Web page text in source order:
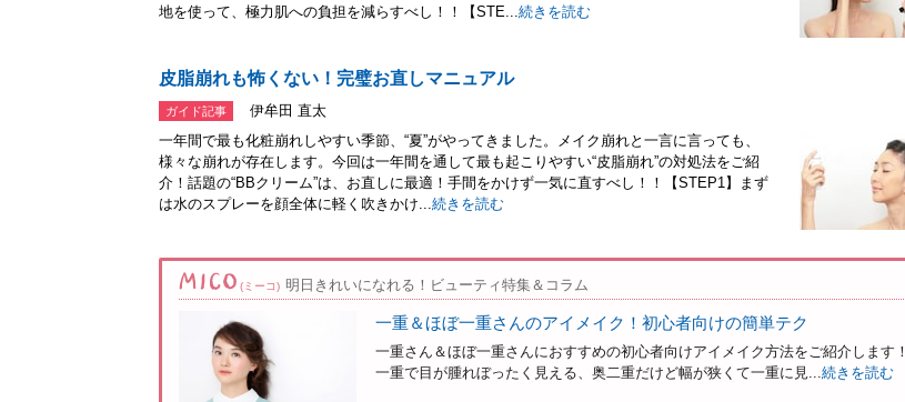
地を使って、極力肌への負担を減らすべし！！【STE...続きを読む
皮脂崩れも怖くない！完璧お直しマニュアル
ガイド記事
伊牟田 直太
一年間で最も化粧崩れしやすい季節、“夏”がやってきました。メイク崩れと一言に言っても、
様々な崩れが存在します。今回は一年間を通して最も起こりやすい“皮脂崩れ”の対処法をご紹
介！話題の“BBクリーム”は、お直しに最適！手間をかけず一気に直すべし！！【STEP1】まず
は水のスプレーを顔全体に軽く吹きかけ...続きを読む
(ミーコ) 明日きれいになれる！ビューティ特集＆コラム
一重＆ほぼ一重さんのアイメイク！初心者向けの簡単テク
一重さん＆ほぼ一重さんにおすすめの初心者向けアイメイク方法をご紹介します！
一重で目が腫れぼったく見える、奥二重だけど幅が狭くて一重に見...続きを読む